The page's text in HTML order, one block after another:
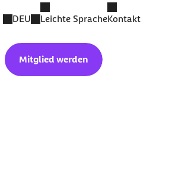
DEU Leichte SpracheKontakt
Mitglied werden